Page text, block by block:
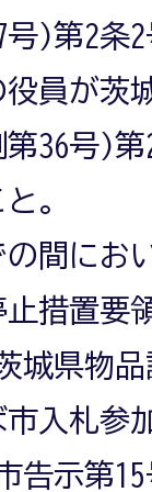
)第2条
員が茨
36号)
。
間にお
措置要
城県物
市入札参
告示第